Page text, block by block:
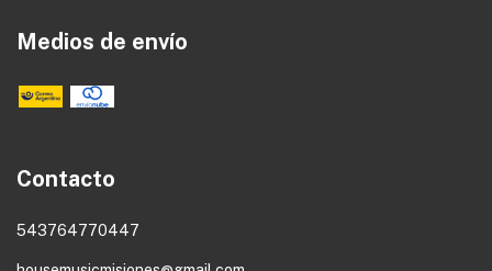
Medios de envío
Contacto
543764770447